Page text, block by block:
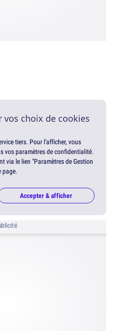
vos choix de cookies
tiers. Pour l'afficher, vous
vos paramètres de confidentialité.
via le lien "Paramètres de Gestion
page.
Accepter & afficher